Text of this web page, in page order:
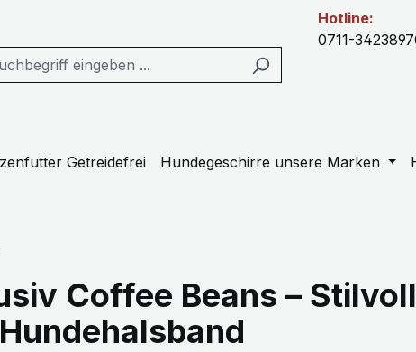
Hotline:
0711-
Getreidefrei Hundegeschirre unsere Marken
Coffee Beans –